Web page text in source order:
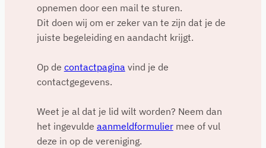
opnemen door een mail te sturen.
Dit doen wij om er zeker van te zijn dat je de
juiste begeleiding en aandacht krijgt.
Op de contactpagina vind je de
contactgegevens.
Weet je al dat je lid wilt worden? Neem dan
het ingevulde aanmeldformuliermee of vul
deze in op de vereniging.